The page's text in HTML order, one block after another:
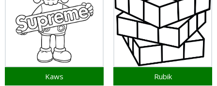
Kaws Rubik